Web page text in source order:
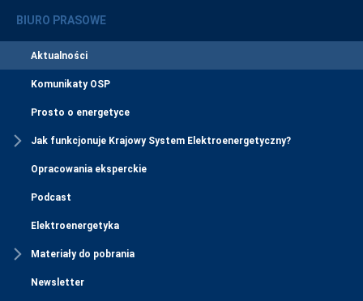
BIURO PRASOWE
Aktualności
Komunikaty OSP
Prosto o energetyce
Jak funkcjonuje Krajowy System Elektroenergetyczny?
Opracowania eksperckie
Podcast
Elektroenergetyka
Materiały do pobrania
Newsletter